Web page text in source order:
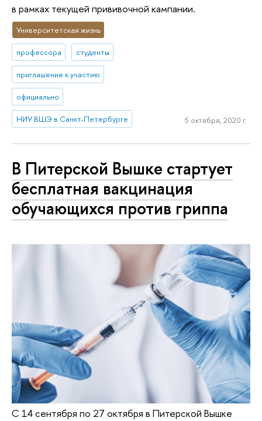
в рамках текущей прививочной кампании.
Университетская жизнь
профессора студенты
приглашение к участию
официально
НИУ ВШЭ в Санкт-Петербурге 5 октября, 2020 г.
В Питерской Вышке стартует
бесплатная вакцинация
обучающихся против гриппа
С 14 сентября по 27 октября в Питерской Вышке